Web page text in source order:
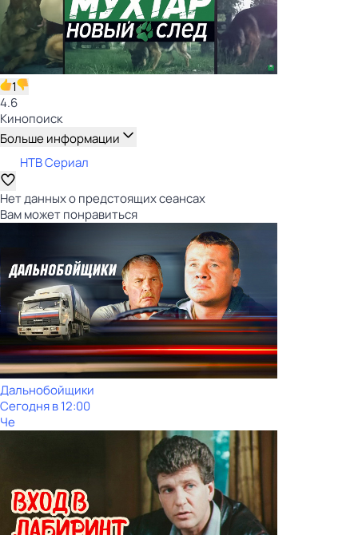
1
4.6
Кинопоиск
Больше информации
НТВ Сериал
Нет данных о предстоящих сеансах
Вам может понравиться
Дальнобойщики
Сегодня в 12:00
Че